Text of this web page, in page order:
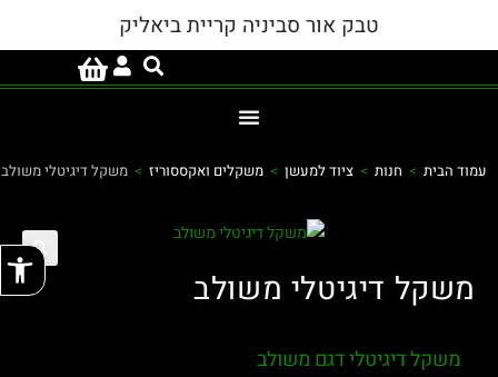
טבק אור סביניה קריית ביאליק
עמוד הבית > חנות > ציוד למעשן > משקלים ואקססוריז > משקל דיגיטלי משולב
משקל דיגיטלי משולב
משקל דיגיטלי דגם משולב